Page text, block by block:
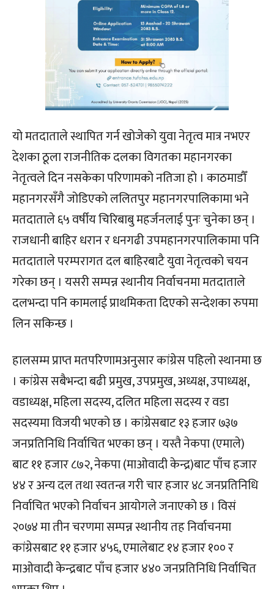
यो मतदाताले स्थापित गर्न खोजेको युवा नेतृत्व मात्र नभएर
देशका ठूला राजनीतिक दलका विगतका महानगरका
नेतृत्वले दिन नसकेका परिणामको नतिजा हो । काठमाडौँ
महानगरसँगै जोडिएको ललितपुर महानगरपालिकामा भने
मतदाताले ६५ वर्षीय चिरिबाबु महर्जनलाई पुनः चुनेका छन् ।
राजधानी बाहिर धरान र धनगढी उपमहानगरपालिकामा पनि
मतदाताले परम्परागत दल बाहिरबाटै युवा नेतृत्वको चयन
गरेका छन् । यसरी सम्पन्न स्थानीय निर्वाचनमा मतदाताले
दलभन्दा पनि कामलाई प्राथमिकता दिएको सन्देशका रुपमा
लिन सकिन्छ ।
हालसम्म प्राप्त मतपरिणामअनुसार कांग्रेस पहिलो स्थानमा छ
। कांग्रेस सबैभन्दा बढी प्रमुख, उपप्रमुख, अध्यक्ष, उपाध्यक्ष,
वडाध्यक्ष, महिला सदस्य, दलित महिला सदस्य र वडा
सदस्यमा विजयी भएको छ । कांग्रेसबाट १३ हजार ७३७
जनप्रतिनिधि निर्वाचित भएका छन् । यस्तै नेकपा (एमाले)
बाट ११ हजार ८७२, नेकपा (माओवादी केन्द्र)बाट पाँच हजार
४४ र अन्य दल तथा स्वतन्त्र गरी चार हजार ४८ जनप्रतिनिधि
निर्वाचित भएको निर्वाचन आयोगले जनाएको छ । विसं
२०७४ मा तीन चरणमा सम्पन्न स्थानीय तह निर्वाचनमा
कांग्रेसबाट ११ हजार ४५६, एमालेबाट १४ हजार १०० र
माओवादी केन्द्रबाट पाँच हजार ४४० जनप्रतिनिधि निर्वाचित